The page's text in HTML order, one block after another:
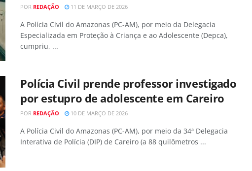
POR REDAÇÃO 11 DE MARÇO DE 2026
A Polícia Civil do Amazonas (PC-AM), por meio da Delegacia
Especializada em Proteção à Criança e ao Adolescente (Depca),
cumpriu, ...
Polícia Civil prende professor investigado
por estupro de adolescente em Careiro
POR REDAÇÃO 10 DE MARÇO DE 2026
A Polícia Civil do Amazonas (PC-AM), por meio da 34ª Delegacia
Interativa de Polícia (DIP) de Careiro (a 88 quilômetros ...